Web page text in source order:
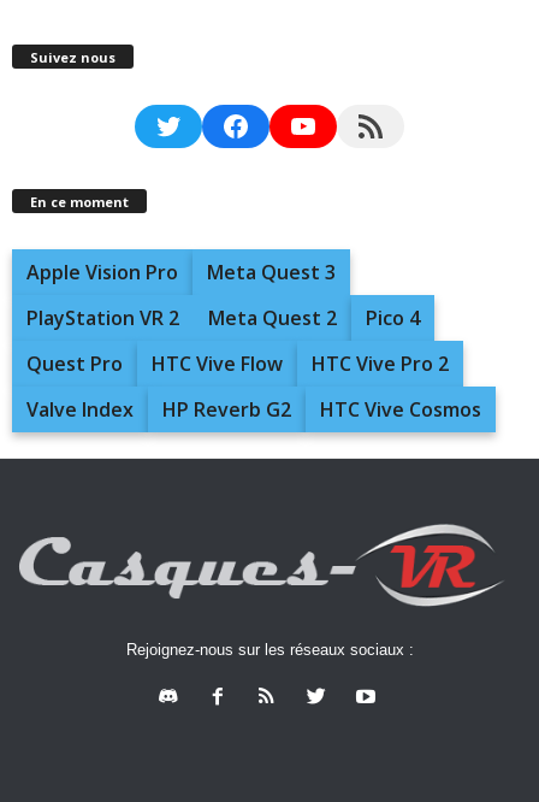
Suivez nous
TwitterFacebookYouTubeRSS Feed
En ce moment
Apple Vision Pro
Meta Quest 3
PlayStation VR 2
Meta Quest 2
Pico 4
Quest Pro
HTC Vive Flow
HTC Vive Pro 2
Valve Index
HP Reverb G2 HTC Vive Cosmos
Rejoignez-nous sur les réseaux sociaux :